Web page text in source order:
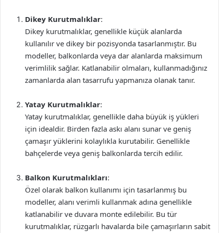
Dikey Kurutmalıklar:
Dikey kurutmalıklar, genellikle küçük alanlarda
kullanılır ve dikey bir pozisyonda tasarlanmıştır. Bu
modeller, balkonlarda veya dar alanlarda maksimum
verimlilik sağlar. Katlanabilir olmaları, kullanmadığınız
zamanlarda alan tasarrufu yapmanıza olanak tanır.
Yatay Kurutmalıklar:
Yatay kurutmalıklar, genellikle daha büyük iş yükleri
için idealdir. Birden fazla askı alanı sunar ve geniş
çamaşır yüklerini kolaylıkla kurutabilir. Genellikle
bahçelerde veya geniş balkonlarda tercih edilir.
Balkon Kurutmalıkları:
Özel olarak balkon kullanımı için tasarlanmış bu
modeller, alanı verimli kullanmak adına genellikle
katlanabilir ve duvara monte edilebilir. Bu tür
kurutmalıklar, rüzgarlı havalarda bile çamaşırların sabit